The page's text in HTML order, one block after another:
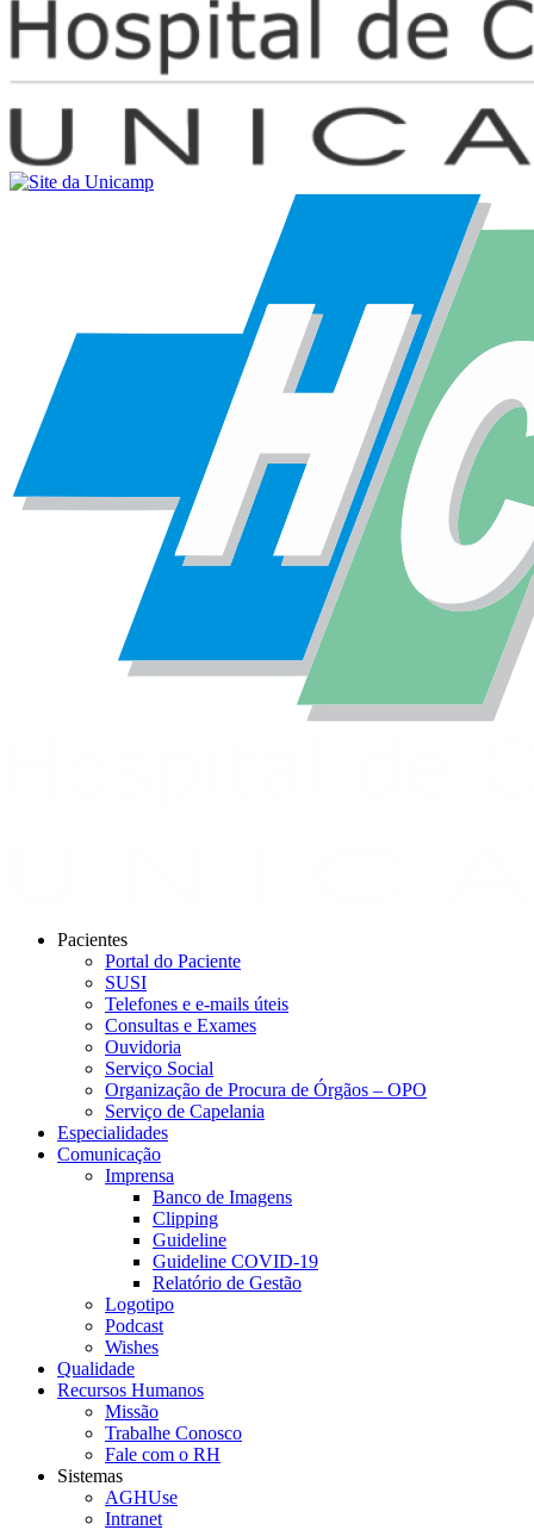
Pacientes
Portal do Paciente
SUSI
Telefones e e-mails úteis
Consultas e Exames
Ouvidoria
Serviço Social
Organização de Procura de Órgãos – OPO
Serviço de Capelania
Especialidades
Comunicação
Imprensa
Banco de Imagens
Clipping
Guideline
Guideline COVID-19
Relatório de Gestão
Logotipo
Podcast
Wishes
Qualidade
Recursos Humanos
Missão
Trabalhe Conosco
Fale com o RH
Sistemas
AGHUse
Intranet